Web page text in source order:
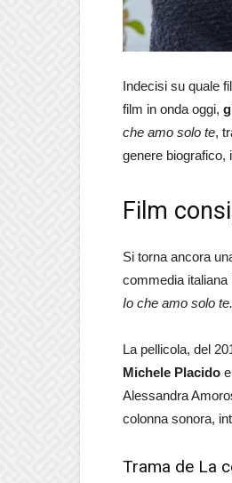
Indecisi su quale
film in onda oggi,
che amo solo te,
genere biografico,
Film
Si torna ancora
commedia italiana
Io che amo solo te.
La pellicola, del
Michele Placido e
Alessandra
colonna sonora,
Trama de La